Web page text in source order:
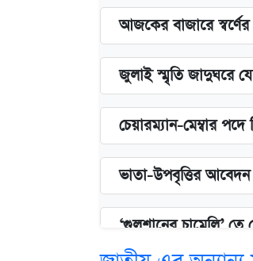
আজকের বাজারে
জুলাই স্মৃতি জাদুঘরে
চেয়ারম্যান-মেম্বার
ভাতা-উপবৃত্তির
‘গুলশানের চামেলি’